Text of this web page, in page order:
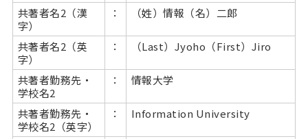
共著者名2（漢
字）
： （姓）情報（名）二郎
共著者名2（英
字）
： （Last）Jyoho（First）Jiro
共著者勤務先・
学校名2
： 情報大学
共著者勤務先・
学校名2（英字）
： Information University